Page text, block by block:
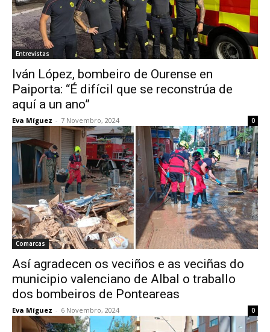
Entrevistas
Iván López, bombeiro de Ourense en
Paiporta: “É difícil que se reconstrúa de
aquí a un ano”
Eva Míguez - 7 Novembro, 2024 0
Comarcas
Así agradecen os veciños e as veciñas do
municipio valenciano de Albal o traballo
dos bombeiros de Ponteareas
Eva Míguez - 6 Novembro, 2024 0